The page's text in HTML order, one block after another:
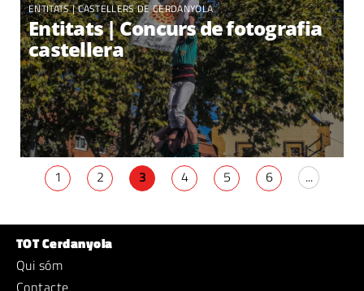
ENTITATS |CASTELLERS DE CERDANYOLA
Entitats | Concurs de fotografia
castellera
1 2 3 4 5 6 ...
TOT Cerdanyola
Qui sóm
Contacte